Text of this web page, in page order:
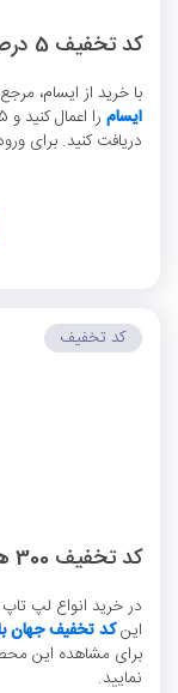
کد تخفیف 5 درصدی ایسام
با خرید از ایسام،
ایسام را اعمال کنید و 5 درصد
دریافت کنید. برای
کد تخفیف 300 هزار تومانی لپ تاپ استوک جهان بازار
در خرید انواع لپ تاپ
اینکد تخفیف جهان
برای مشاهده این
نمایید.
کد تخفیف